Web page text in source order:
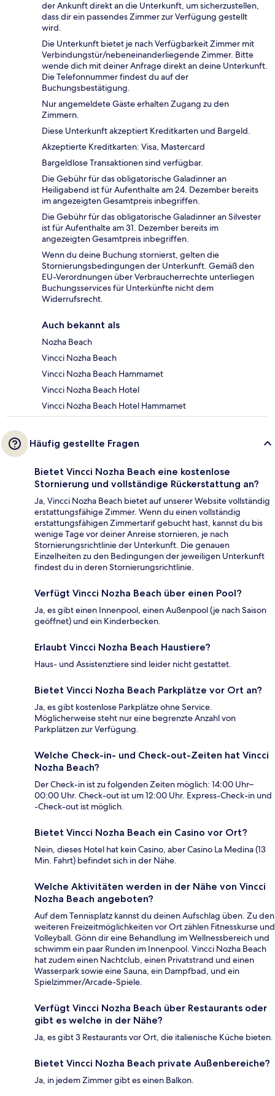
der Ankunft direkt an die Unterkunft, um sicherzustellen,
dass dir ein passendes Zimmer zur Verfügung gestellt
wird.
Die Unterkunft bietet je nach Verfügbarkeit Zimmer mit
Verbindungstür/nebeneinanderliegende Zimmer. Bitte
wende dich mit deiner Anfrage direkt an deine Unterkunft.
Die Telefonnummer findest du auf der
Buchungsbestätigung.
Nur angemeldete Gäste erhalten Zugang zu den
Zimmern.
Diese Unterkunft akzeptiert Kreditkarten und Bargeld.
Akzeptierte Kreditkarten: Visa, Mastercard
Bargeldlose Transaktionen sind verfügbar.
Die Gebühr für das obligatorische Galadinner an
Heiligabend ist für Aufenthalte am 24. Dezember bereits
im angezeigten Gesamtpreis inbegriffen.
Die Gebühr für das obligatorische Galadinner an Silvester
ist für Aufenthalte am 31. Dezember bereits im
angezeigten Gesamtpreis inbegriffen.
Wenn du deine Buchung stornierst, gelten die
Stornierungsbedingungen der Unterkunft. Gemäß den
EU-Verordnungen über Verbraucherrechte unterliegen
Buchungsservices für Unterkünfte nicht dem
Widerrufsrecht.
Auch bekannt als
Nozha Beach
Vincci Nozha Beach
Vincci Nozha Beach Hammamet
Vincci Nozha Beach Hotel
Vincci Nozha Beach Hotel Hammamet
Häufig gestellte Fragen
Bietet Vincci Nozha Beach eine kostenlose
Stornierung und vollständige Rückerstattung an?
Ja, Vincci Nozha Beach bietet auf unserer Website vollständig
erstattungsfähige Zimmer. Wenn du einen vollständig
erstattungsfähigen Zimmertarif gebucht hast, kannst du bis
wenige Tage vor deiner Anreise stornieren, je nach
Stornierungsrichtlinie der Unterkunft. Die genauen
Einzelheiten zu den Bedingungen der jeweiligen Unterkunft
findest du in deren Stornierungsrichtlinie.
Verfügt Vincci Nozha Beach über einen Pool?
Ja, es gibt einen Innenpool, einen Außenpool (je nach Saison
geöffnet) und ein Kinderbecken.
Erlaubt Vincci Nozha Beach Haustiere?
Haus- und Assistenztiere sind leider nicht gestattet.
Bietet Vincci Nozha Beach Parkplätze vor Ort an?
Ja, es gibt kostenlose Parkplätze ohne Service.
Möglicherweise steht nur eine begrenzte Anzahl von
Parkplätzen zur Verfügung.
Welche Check-in- und Check-out-Zeiten hat Vincci
Nozha Beach?
Der Check-in ist zu folgenden Zeiten möglich: 14:00 Uhr–
00:00 Uhr. Check-out ist um 12:00 Uhr. Express-Check-in und
-Check-out ist möglich.
Bietet Vincci Nozha Beach ein Casino vor Ort?
Nein, dieses Hotel hat kein Casino, aber Casino La Medina (13
Min. Fahrt) befindet sich in der Nähe.
Welche Aktivitäten werden in der Nähe von Vincci
Nozha Beach angeboten?
Auf dem Tennisplatz kannst du deinen Aufschlag üben. Zu den
weiteren Freizeitmöglichkeiten vor Ort zählen Fitnesskurse und
Volleyball. Gönn dir eine Behandlung im Wellnessbereich und
schwimm ein paar Runden im Innenpool. Vincci Nozha Beach
hat zudem einen Nachtclub, einen Privatstrand und einen
Wasserpark sowie eine Sauna, ein Dampfbad, und ein
Spielzimmer/Arcade-Spiele.
Verfügt Vincci Nozha Beach über Restaurants oder
gibt es welche in der Nähe?
Ja, es gibt 3 Restaurants vor Ort, die italienische Küche bieten.
Bietet Vincci Nozha Beach private Außenbereiche?
Ja, in jedem Zimmer gibt es einen Balkon.